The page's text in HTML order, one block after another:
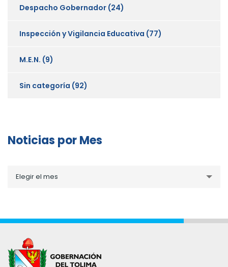
Despacho Gobernador (24)
Inspección y Vigilancia Educativa (77)
M.E.N. (9)
Sin categoría (92)
Noticias por Mes
porElegir el mes